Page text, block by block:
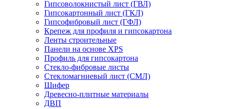
Гипсоволокнистый лист (ГВЛ)
Гипсокартонный лист (ГКЛ)
Гипсофибровый лист (ГФЛ)
Крепеж для профиля и гипсокартона
Ленты строительные
Панели на основе XPS
Профиль для гипсокартона
Стекло-фибровые листы
Стекломагниевый лист (СМЛ)
Шифер
Древесно-плитные материалы
ДВП